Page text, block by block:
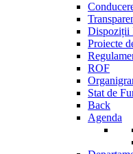
Dispoziții
Proiecte
ROF
Stat de
Back
Agenda